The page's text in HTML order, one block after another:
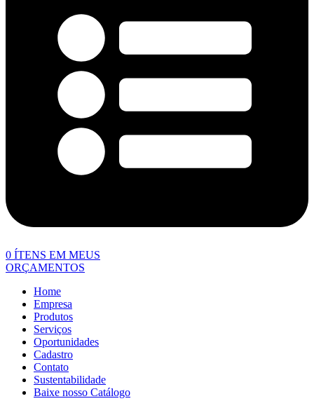
0 ÍTENS EM MEUS
ORÇAMENTOS
Home
Empresa
Produtos
Serviços
Oportunidades
Cadastro
Contato
Sustentabilidade
Baixe nosso Catálogo